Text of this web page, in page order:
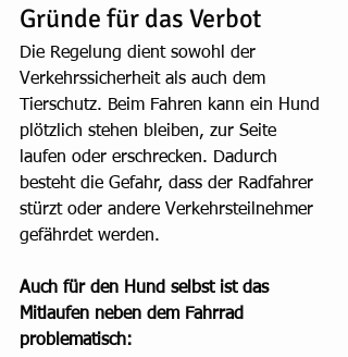
Gründe für das Verbot
Die Regelung dient sowohl der
Verkehrssicherheit als auch dem
Tierschutz. Beim Fahren kann ein Hund
plötzlich stehen bleiben, zur Seite
laufen oder erschrecken. Dadurch
besteht die Gefahr, dass der Radfahrer
stürzt oder andere Verkehrsteilnehmer
gefährdet werden.
Auch für den Hund selbst ist das
Mitlaufen neben dem Fahrrad
problematisch: